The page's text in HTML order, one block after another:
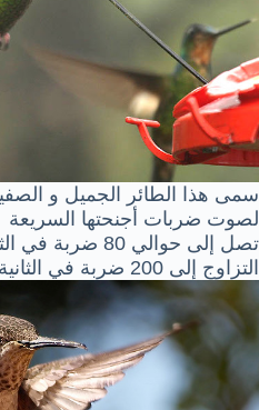
سمى هذا الطائر الجميل و
لصوت ضربات أجنحتها السريعة
تصل إلى حوالي 80
التزاوج إلى 200 ضربة في الثانية !! .